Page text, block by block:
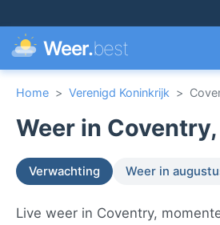
Weer.best
Home > Verenigd Koninkrijk >
Weer in
Verwachting Weer in
Live weer in Coventry,